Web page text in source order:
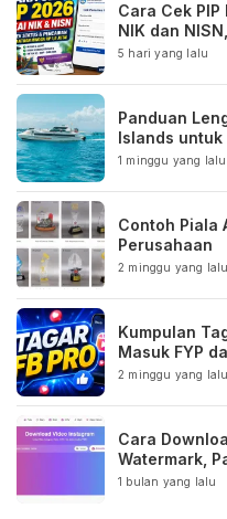
Cara Cek
NIK dan
5 hari yang lalu
Panduan
Islands untuk
1 minggu yang lalu
Contoh Piala
Perusahaan
2 minggu yang lalu
Kumpulan
Masuk FYP
2 minggu yang lalu
Cara
Watermark,
1 bulan yang lalu